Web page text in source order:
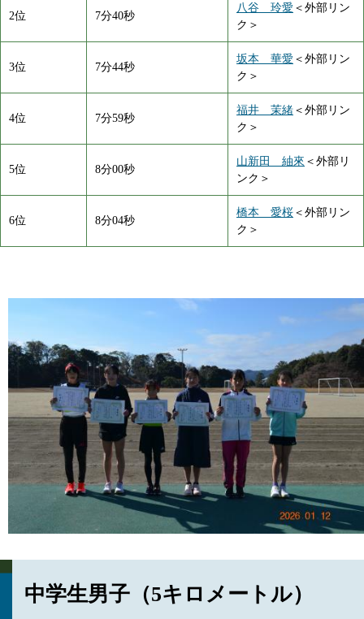
2位 7分40秒
八谷 玲愛 ＜外部リン
ク＞
3位 7分44秒
坂本 華愛 ＜外部リン
ク＞
4位 7分59秒
福井 茉緒 ＜外部リン
ク＞
5位 8分00秒
山新田 紬來 ＜外部リ
ンク＞
6位 8分04秒
橋本 愛桜 ＜外部リン
ク＞
中学生男子（5キロメートル）